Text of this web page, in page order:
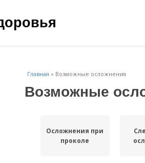
Главная » Возможные осложнения
Возможные
Осложнения при
проколе